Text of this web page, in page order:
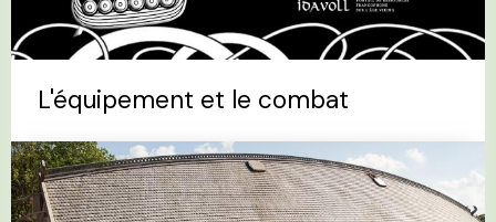
L'équipement et le combat